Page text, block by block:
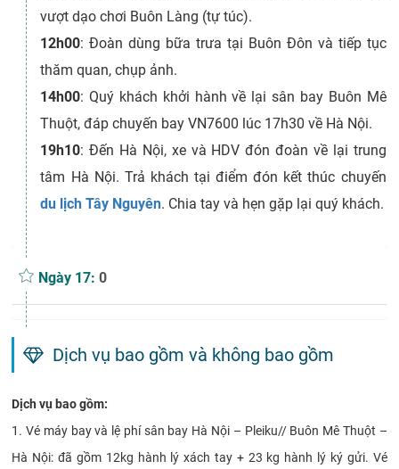
vượt dạo chơi Buôn Làng (tự túc).
12h00: Đoàn dùng bữa trưa tại Buôn Đôn và tiếp tục
thăm quan, chụp ảnh.
14h00: Quý khách khởi hành về lại sân bay Buôn Mê
Thuột, đáp chuyến bay VN7600 lúc 17h30 về Hà Nội.
19h10: Đến Hà Nội, xe và HDV đón đoàn về lại trung
tâm Hà Nội. Trả khách tại điểm đón kết thúc chuyến
du lịch Tây Nguyên. Chia tay và hẹn gặp lại quý khách.
Ngày 17:0
Dịch vụ bao gồm và không bao gồm
Dịch vụ bao gồm:
1. Vé máy bay và lệ phí sân bay Hà Nội – Pleiku// Buôn Mê Thuột –
Hà Nội: đã gồm 12kg hành lý xách tay + 23 kg hành lý ký gửi. Vé